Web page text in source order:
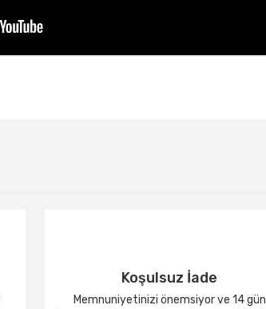
Koşulsuz İade
Memnuniyetinizi önemsiyor ve 14 gün